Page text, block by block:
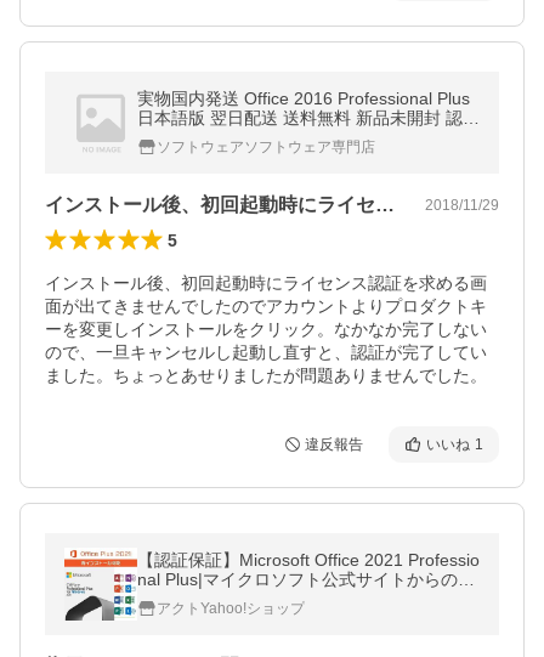
実物国内発送 Office 2016 Professional Plus
日本語版 翌日配送 送料無料 新品未開封 認証
保証 プロダクトキー付 セール
ソフトウェアソフトウェア専門店
インストール後、初回起動時にライセンス… 2018/11/29
5
インストール後、初回起動時にライセンス認証を求める画
面が出てきませんでしたのでアカウントよりプロダクトキ
ーを変更しインストールをクリック。なかなか完了しない
ので、一旦キャンセルし起動し直すと、認証が完了してい
ました。ちょっとあせりましたが問題ありませんでした。
違反報告 いいね 1
【認証保証】Microsoft Office 2021 Professio
nal Plus|マイクロソフト公式サイトからのダ
ウンロード|プロダクトキー|Windows 10/11
対応|永続office 2021
アクトYahoo!ショップ